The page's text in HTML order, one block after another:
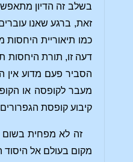
בשלב זה הדיון
זאת, ברגע שאנו
כמו תיאוריית
דעה זו, תורת היחסות
הסביר פעם מדוע אין
מעבר לקופסה או
קיבוע קופסת
זה לא מפחית בשום
מקום בעולם אל היסוד